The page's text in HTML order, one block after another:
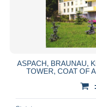
ASPACH, BRAUNAU,
TOWER, COAT OF